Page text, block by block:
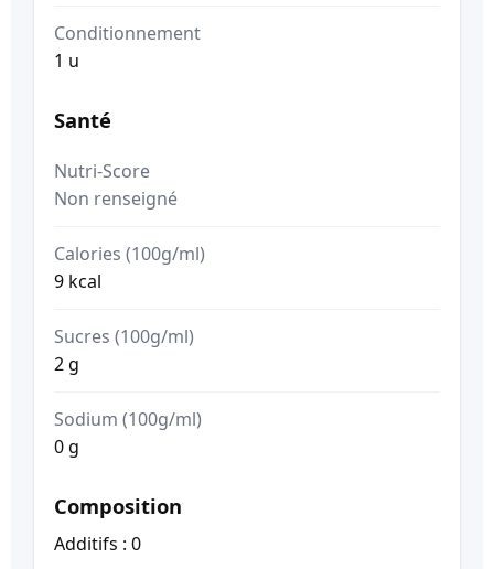
Conditionnement
1 u
Santé
Nutri-Score
Non renseigné
Calories (100g/ml)
9 kcal
Sucres (100g/ml)
2 g
Sodium (100g/ml)
0 g
Composition
Additifs : 0